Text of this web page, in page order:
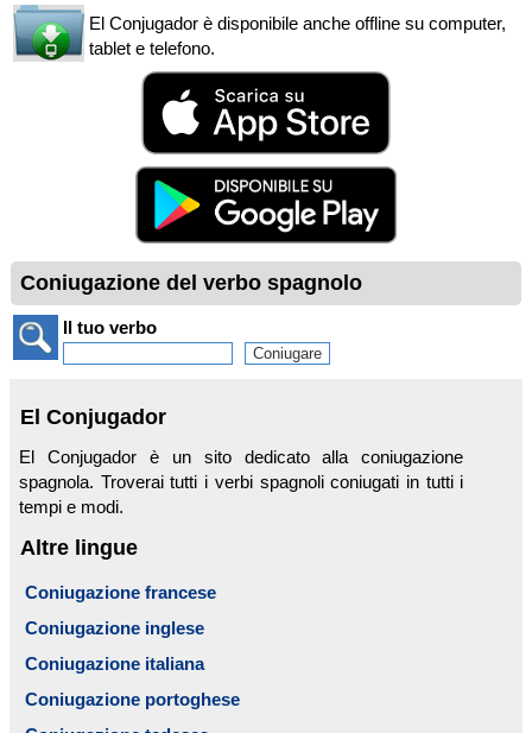
El Conjugador è disponibile anche offline su computer,
tablet e telefono.
Coniugazione del verbo spagnolo
Il tuo verbo
El Conjugador
El Conjugador è un sito dedicato alla coniugazione
spagnola. Troverai tutti i verbi spagnoli coniugati in tutti i
tempi e modi.
Altre lingue
Coniugazione francese
Coniugazione inglese
Coniugazione italiana
Coniugazione portoghese